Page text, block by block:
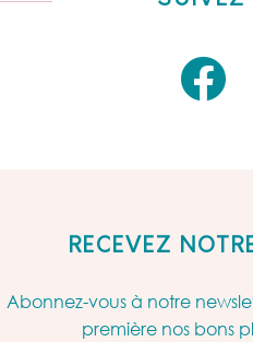
RECEVEZ
Abonnez-vous à notre
première nos bons